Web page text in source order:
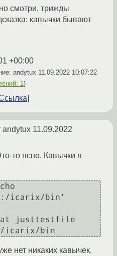
смотри, трижды
кавычки бывают
+00:00
andytux 11.09.2022 10:07:22
1)
andytux 11.09.2022
то ясно. Кавычки я
icarix/bin'
cat justtestfile
нет никаких кавычек.